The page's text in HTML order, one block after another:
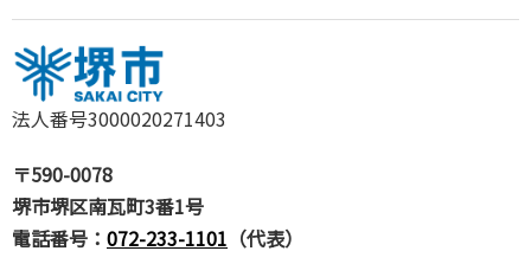
法人番号3000020271403
〒590-0078
堺市堺区南瓦町3番1号
電話番号： 072-233-1101 （代表）